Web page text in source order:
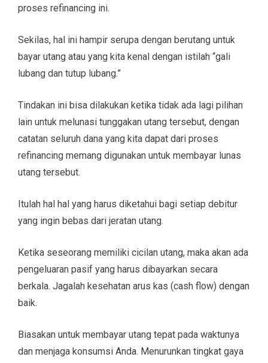
proses refinancing ini.
Sekilas, hal ini hampir serupa dengan berutang untuk
bayar utang atau yang kita kenal dengan istilah “gali
lubang dan tutup lubang.”
Tindakan ini bisa dilakukan ketika tidak ada lagi pilihan
lain untuk melunasi tunggakan utang tersebut, dengan
catatan seluruh dana yang kita dapat dari proses
refinancing memang digunakan untuk membayar lunas
utang tersebut.
Itulah hal hal yang harus diketahui bagi setiap debitur
yang ingin bebas dari jeratan utang.
Ketika seseorang memiliki cicilan utang, maka akan ada
pengeluaran pasif yang harus dibayarkan secara
berkala. Jagalah kesehatan arus kas (cash flow) dengan
baik.
Biasakan untuk membayar utang tepat pada waktunya
dan menjaga konsumsi Anda. Menurunkan tingkat gaya